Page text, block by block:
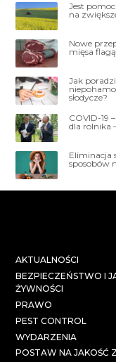
Jest
na
Nowe
mięsa
Jak
słodycze?
COVID-19
dla rolnika
Eliminacja
sposobów
AKTUALNOŚCI
BEZPIECZEŃSTWO I
ŻYWNOŚCI
PRAWO
PEST CONTROL
WYDARZENIA
POSTAW NA JAKOŚĆ